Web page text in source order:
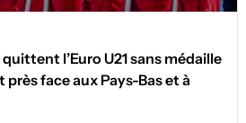
l’Euro U21 sans médaille
face aux Pays-Bas et à